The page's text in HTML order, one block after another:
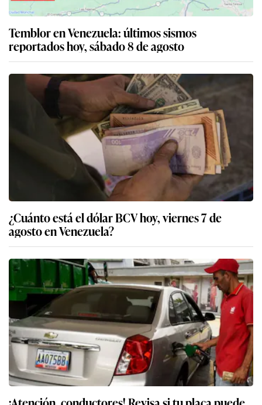
Temblor en Venezuela: últimos sismos
reportados hoy, sábado 8 de agosto
¿Cuánto está el dólar BCV hoy, viernes 7 de
agosto en Venezuela?